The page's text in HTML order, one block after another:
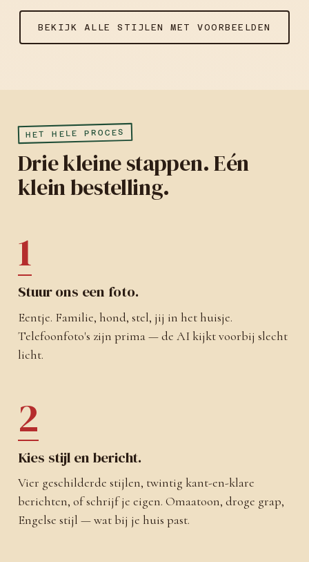
BEKIJK ALLE STIJLEN MET VOORBEELDEN
HET HELE PROCES
Drie kleine stappen. Eén
klein bestelling.
1
Stuur ons een foto.
Eentje. Familie, hond, stel, jij in het huisje.
Telefoonfoto's zijn prima — de AI kijkt voorbij slecht
licht.
2
Kies stijl en bericht.
Vier geschilderde stijlen, twintig kant-en-klare
berichten, of schrijf je eigen. Omaatoon, droge grap,
Engelse stijl — wat bij je huis past.